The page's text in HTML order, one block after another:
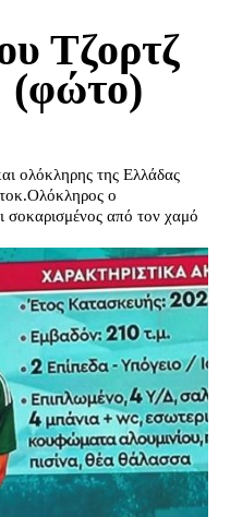
Τζορτζ
ολόκληρης της Ελλάδας
ο
σοκαρισμένος από τον χαμό